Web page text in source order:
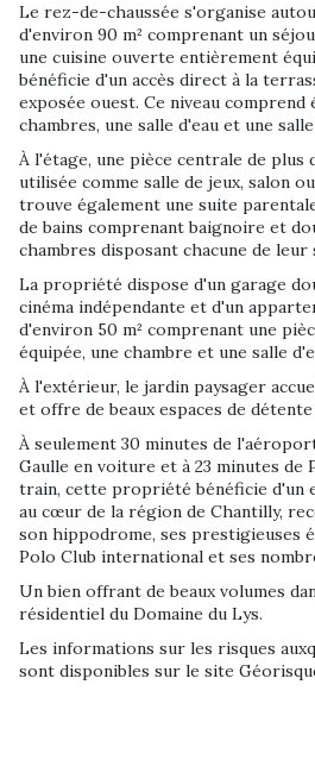
Le rez-de-chaussée s'organise
d'environ 90 m² comprenant un
une cuisine ouverte entièrement
bénéficie d'un accès direct à la
exposée ouest. Ce niveau
chambres, une salle d'eau et une
À l'étage, une pièce centrale de plus
utilisée comme salle de jeux, salon
trouve également une suite
de bains comprenant baignoire et
chambres disposant chacune de leur
La propriété dispose d'un garage
cinéma indépendante et d'un
d'environ 50 m² comprenant une
équipée, une chambre et une salle
À l'extérieur, le jardin paysager
et offre de beaux espaces de
À seulement 30 minutes de
Gaulle en voiture et à 23 minutes de
train, cette propriété bénéficie d'un
au cœur de la région de Chantilly,
son hippodrome, ses prestigieuses
Polo Club international et ses
Un bien offrant de beaux volumes
résidentiel du Domaine du Lys.
Les informations sur les risques
sont disponibles sur le site